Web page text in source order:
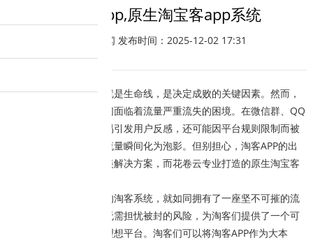
淘宝客app,原生淘宝客app系统
淘宝客新闻 发布时间：2025-12-02 17:31
在淘客行业，流量就是生命线，是决定成败的关键因素。然而，
传统发单方式却让淘客们面临着流量严重流失的困境。在微信群、QQ
群里频繁发单，不仅容易引发用户反感，还可能因平台规则限制而被
封号，前期辛苦积累的流量瞬间化为泡影。但别担心，淘客APP的出
现为这一难题提供了完美解决方案，而花卷云专业打造的原生淘宝客
开发一个属于自己的淘客系统，就如同拥有了一座坚不可摧的流
量堡垒。它安全稳定，无需担忧被封的风险，为淘客们提供了一个可
以长期积累沉淀用户的理想平台。淘客们可以将淘客APP作为大本